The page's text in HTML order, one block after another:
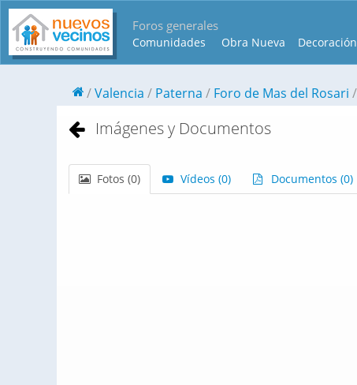
Foros generales
Comunidades Obra Nueva Decoración
Valencia Paterna Foro de Mas del Rosari
Imágenes y Documentos
Fotos (0) Vídeos (0) Documentos (0)